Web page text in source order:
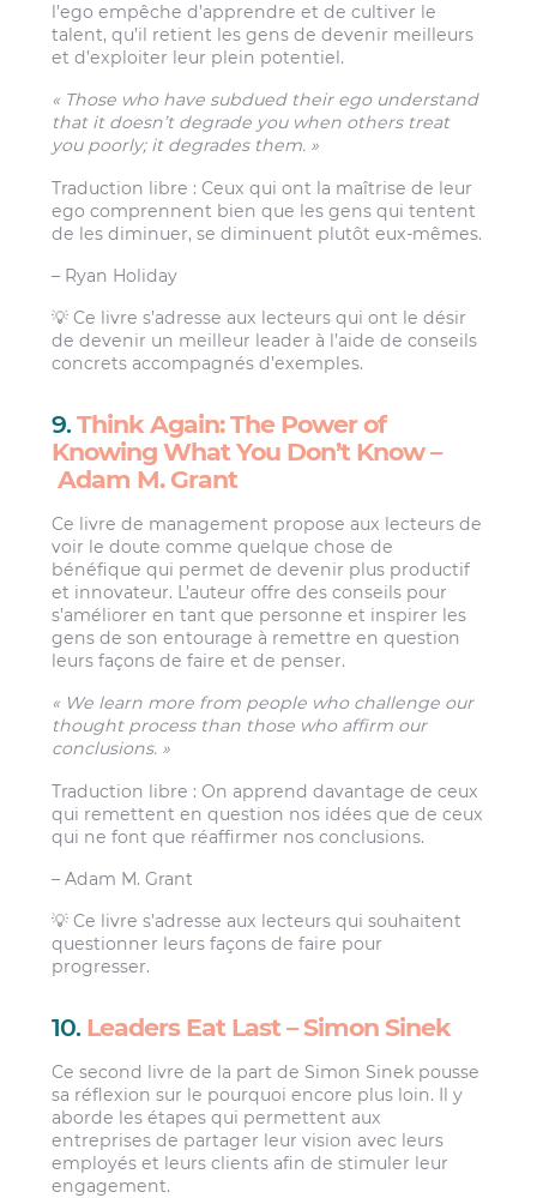
l’ego empêche d’apprendre et de cultiver le
talent, qu’il retient les gens de devenir meilleurs
et d’exploiter leur plein potentiel.
« Those who have subdued their ego understand
that it doesn’t degrade you when others treat
you poorly; it degrades them. »
Traduction libre : Ceux qui ont la maîtrise de leur
ego comprennent bien que les gens qui tentent
de les diminuer, se diminuent plutôt eux-mêmes.
– Ryan Holiday
💡 Ce livre s’adresse aux lecteurs qui ont le désir
de devenir un meilleur leader à l’aide de conseils
concrets accompagnés d’exemples.
9.Think Again: The Power of
Knowing What You Don’t Know –
Adam M. Grant
Ce livre de management propose aux lecteurs de
voir le doute comme quelque chose de
bénéfique qui permet de devenir plus productif
et innovateur. L’auteur offre des conseils pour
s’améliorer en tant que personne et inspirer les
gens de son entourage à remettre en question
leurs façons de faire et de penser.
« We learn more from people who challenge our
thought process than those who affirm our
conclusions. »
Traduction libre : On apprend davantage de ceux
qui remettent en question nos idées que de ceux
qui ne font que réaffirmer nos conclusions.
– Adam M. Grant
💡 Ce livre s’adresse aux lecteurs qui souhaitent
questionner leurs façons de faire pour
progresser.
10. Leaders Eat Last – Simon Sinek
Ce second livre de la part de Simon Sinek pousse
sa réflexion sur le pourquoi encore plus loin. Il y
aborde les étapes qui permettent aux
entreprises de partager leur vision avec leurs
employés et leurs clients afin de stimuler leur
engagement.